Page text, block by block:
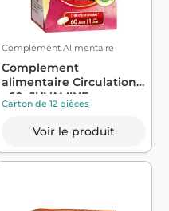
Complémént Alimentaire
Complement
alimentaire Circulation
x60- JUVAMINE
Carton de 12 pièces
Voir le produit